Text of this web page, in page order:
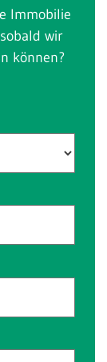
Immobilie
wir
können?